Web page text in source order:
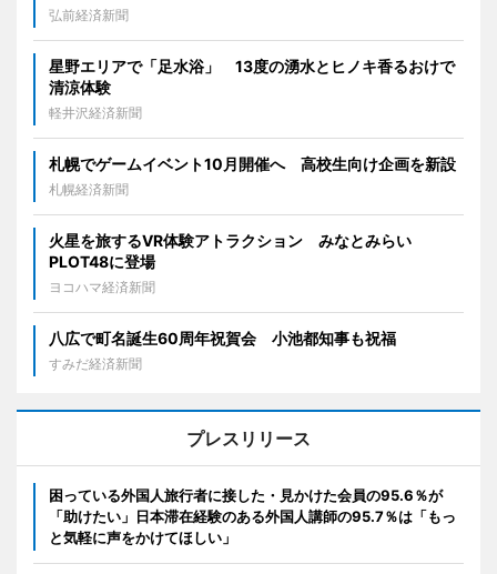
弘前経済新聞
星野エリアで「足水浴」 13度の湧水とヒノキ香るおけで
清涼体験
軽井沢経済新聞
札幌でゲームイベント10月開催へ 高校生向け企画を新設
札幌経済新聞
火星を旅するVR体験アトラクション みなとみらい
PLOT48に登場
ヨコハマ経済新聞
八広で町名誕生60周年祝賀会 小池都知事も祝福
すみだ経済新聞
プレスリリース
困っている外国人旅行者に接した・見かけた会員の95.6％が
「助けたい」日本滞在経験のある外国人講師の95.7％は「もっ
と気軽に声をかけてほしい」